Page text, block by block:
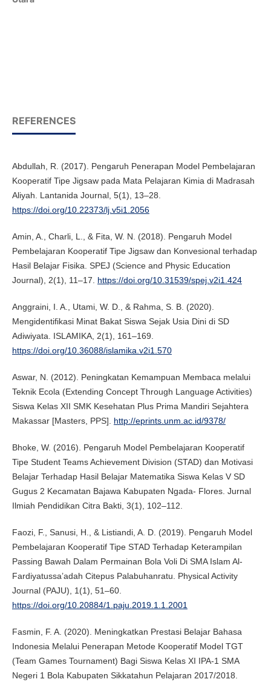
REFERENCES
Abdullah, R. (2017). Pengaruh Penerapan Model Pembelajaran
Kooperatif Tipe Jigsaw pada Mata Pelajaran Kimia di Madrasah
Aliyah. Lantanida Journal, 5(1), 13–28.
https://doi.org/10.22373/lj.v5i1.2056
Amin, A., Charli, L., & Fita, W. N. (2018). Pengaruh Model
Pembelajaran Kooperatif Tipe Jigsaw dan Konvesional terhadap
Hasil Belajar Fisika. SPEJ (Science and Physic Education
Journal), 2(1), 11–17. https://doi.org/10.31539/spej.v2i1.424
Anggraini, I. A., Utami, W. D., & Rahma, S. B. (2020).
Mengidentifikasi Minat Bakat Siswa Sejak Usia Dini di SD
Adiwiyata. ISLAMIKA, 2(1), 161–169.
https://doi.org/10.36088/islamika.v2i1.570
Aswar, N. (2012). Peningkatan Kemampuan Membaca melalui
Teknik Ecola (Extending Concept Through Language Activities)
Siswa Kelas XII SMK Kesehatan Plus Prima Mandiri Sejahtera
Makassar [Masters, PPS]. http://eprints.unm.ac.id/9378/
Bhoke, W. (2016). Pengaruh Model Pembelajaran Kooperatif
Tipe Student Teams Achievement Division (STAD) dan Motivasi
Belajar Terhadap Hasil Belajar Matematika Siswa Kelas V SD
Gugus 2 Kecamatan Bajawa Kabupaten Ngada- Flores. Jurnal
Ilmiah Pendidikan Citra Bakti, 3(1), 102–112.
Faozi, F., Sanusi, H., & Listiandi, A. D. (2019). Pengaruh Model
Pembelajaran Kooperatif Tipe STAD Terhadap Keterampilan
Passing Bawah Dalam Permainan Bola Voli Di SMA Islam Al-
Fardiyatussa’adah Citepus Palabuhanratu. Physical Activity
Journal (PAJU), 1(1), 51–60.
https://doi.org/10.20884/1.paju.2019.1.1.2001
Fasmin, F. A. (2020). Meningkatkan Prestasi Belajar Bahasa
Indonesia Melalui Penerapan Metode Kooperatif Model TGT
(Team Games Tournament) Bagi Siswa Kelas XI IPA-1 SMA
Negeri 1 Bola Kabupaten Sikkatahun Pelajaran 2017/2018.